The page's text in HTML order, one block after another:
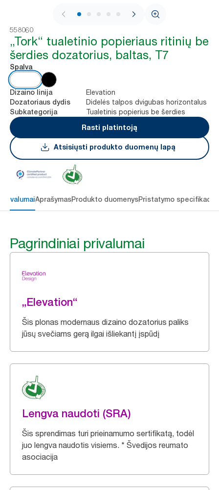
1 / 8
558060
„Tork“ tualetinio popieriaus ritinių be
šerdies dozatorius, baltas, T7
Spalva
Dizaino linija Elevation
Dozatoriaus dydis Didelės talpos dvigubas horizontalus
Subkategorija
Tualetinis popierius be šerdies
Rasti platintoją
Atsisiųsti produkto duomenų lapą
AprašymasProdukto duomenysPristatymo
Pagrindiniai privalumai
„Elevation“
Šis plonas modernaus dizaino dozatorius paliks
jūsų svečiams gerą ilgai išliekantį įspūdį
Lengva naudoti (SRA)
Šis sprendimas turi prieinamumo sertifikatą, todėl
juo lengva naudotis visiems. * Švedijos reumato
asociacija